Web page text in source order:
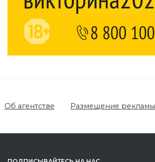
Об агентстве Размещение рекламы